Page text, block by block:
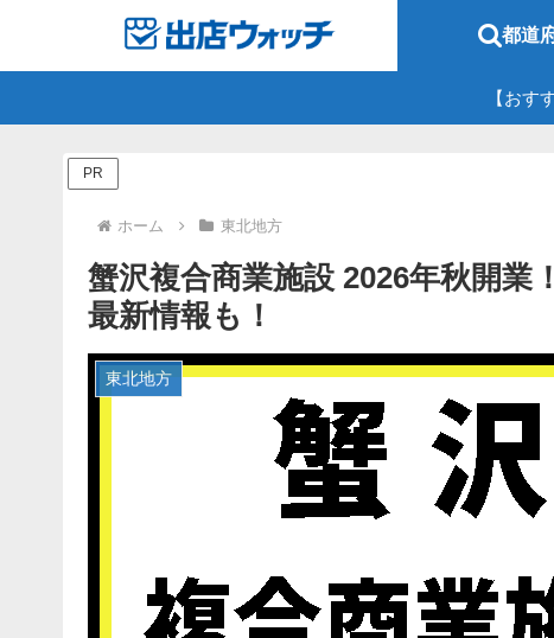
都道
【おす
PR
ホーム 東北地方
蟹沢複合商業施設 2026年秋開業
最新情報も！
東北地方